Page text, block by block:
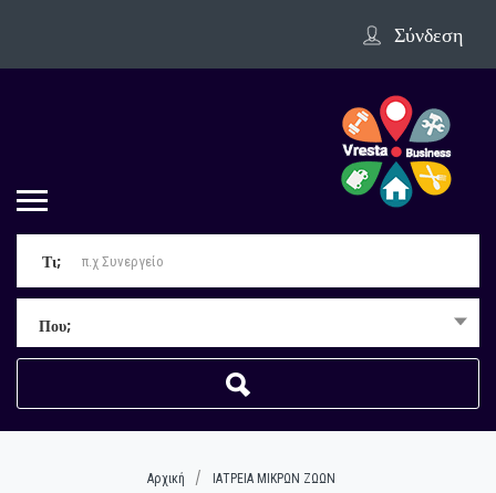
Σύνδεση
Τι;
Που;
Αρχική ΙΑΤΡΕΙΑ ΜΙΚΡΩΝ ΖΩΩΝ